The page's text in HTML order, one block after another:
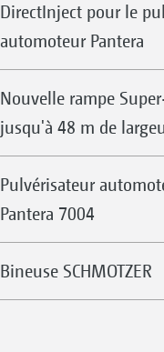
DirectInject pour le
automoteur Pantera
Nouvelle rampe
jusqu'à 48 m de
Pulvérisateur
Pantera 7004
Bineuse SCHMOTZER